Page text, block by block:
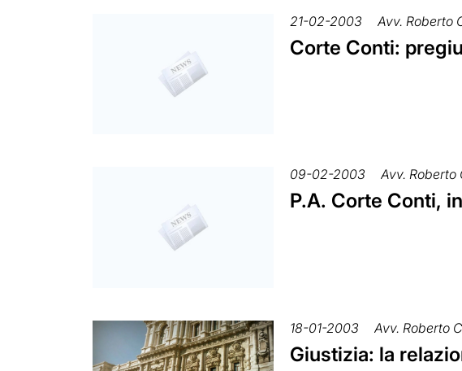
21-02-2003 Avv. Roberto
Corte Conti:
09-02-2003 Avv.
P.A. Corte Conti,
18-01-2003 Avv. Roberto
Giustizia: la